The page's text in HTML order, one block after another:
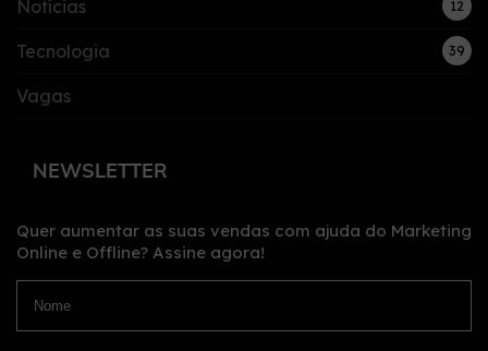
Notícias 12
Tecnologia 39
Vagas
NEWSLETTER
Quer aumentar as suas vendas com ajuda do Marketing
Online e Offline? Assine agora!